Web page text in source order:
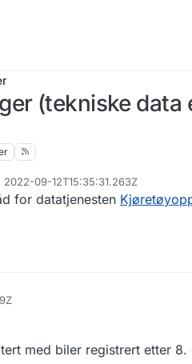
(tekniske data
09-12T15:35:31.263Z
for datatjenesten
med biler registrert etter